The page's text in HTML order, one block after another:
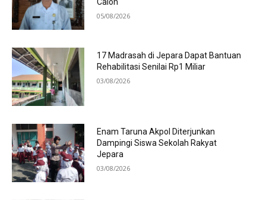
05/08/2026
17 Madrasah di Jepara Dapat Bantuan
Rehabilitasi Senilai Rp1 Miliar
03/08/2026
Enam Taruna Akpol Diterjunkan
Dampingi Siswa Sekolah Rakyat
Jepara
03/08/2026